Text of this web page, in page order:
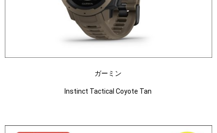
ガーミン
Instinct Tactical Coyote Tan